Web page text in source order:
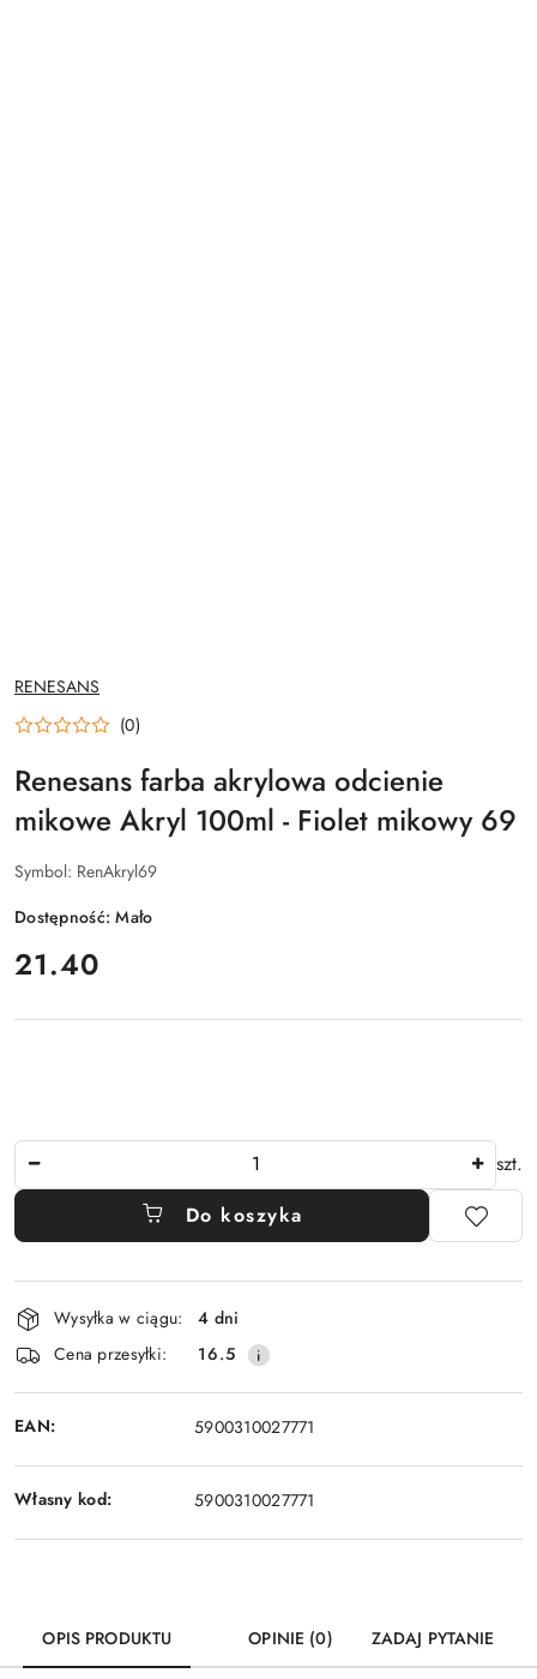
NAZWA
PRODUCENTA:
RENESANS
(0)
Renesans farba akrylowa odcienie
mikowe Akryl 100ml - Fiolet mikowy 69
Symbol: RenAkryl69
Dostępność:Mało
cena:
21.40
szt.
Do koszyka
Dostępność
i
dostawa
Wysyłka w ciągu:
4 dni
Cena przesyłki:
16.5
EAN: 5900310027771
Własny kod: 5900310027771
OPIS PRODUKTU OPINIE (0) ZADAJ PYTANIE